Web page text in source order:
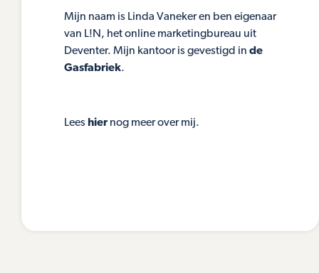
Mijn naam is Linda Vaneker en ben eigenaar
van L!N, het online marketingbureau uit
Deventer. Mijn kantoor is gevestigd in de
Gasfabriek.
Lees hiernog meer over mij.